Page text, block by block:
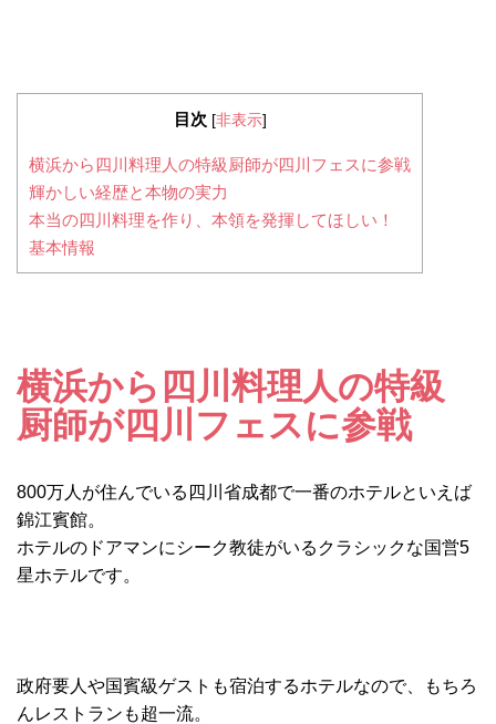
目次 [非表示]
横浜から四川料理人の特級厨師が四川フェスに参戦
輝かしい経歴と本物の実力
本当の四川料理を作り、本領を発揮してほしい！
基本情報
横浜から四川料理人の特級
厨師が四川フェスに参戦
800万人が住んでいる四川省成都で一番のホテルといえば
錦江賓館。
ホテルのドアマンにシーク教徒がいるクラシックな国営5
星ホテルです。
政府要人や国賓級ゲストも宿泊するホテルなので、もちろ
んレストランも超一流。